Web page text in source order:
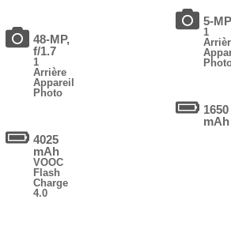
48-MP,
f/1.7
1
Arrière
Appareil
Photo
4025
mAh
VOOC
Flash
Charge
4.0
5-MP
1
1650
mAh